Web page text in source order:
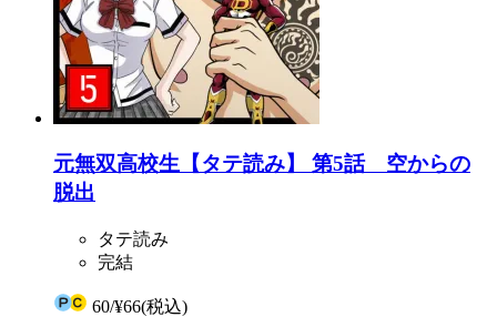
元無双高校生【タテ読み】 第5話 空からの
脱出
タテ読み
完結
60/¥66(税込)